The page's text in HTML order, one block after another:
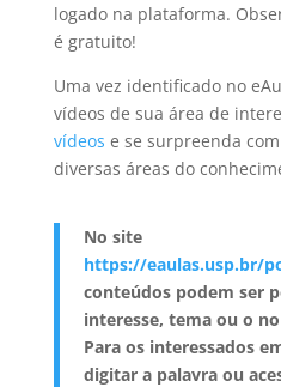
logado na plataforma.
é gratuito!
Uma vez identificado no
vídeos de sua área de
vídeos e se surpreenda
diversas áreas do
No site
https://eaulas.usp.br/
conteúdos podem ser
interesse, tema ou o
Para os interessados
digitar a palavra ou